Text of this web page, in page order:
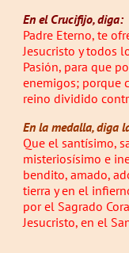
En el Crucifijo, diga:
Padre Eterno, te
Jesucristo y todos
Pasión, para que
enemigos; porque
reino dividido
En la medalla, diga
Que el santísimo,
misteriosísimo e
bendito, amado,
tierra y en el
por el Sagrado
Jesucristo, en el